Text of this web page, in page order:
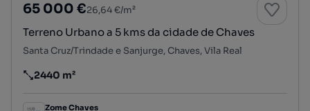
65 000 €26,64 €/m²
Terreno Urbano a 5 kms da cidade de Chaves
Santa Cruz/Trindade e Sanjurge, Chaves, Vila Real
Preço por metro quadrado
2440 m²
Zome Chaves